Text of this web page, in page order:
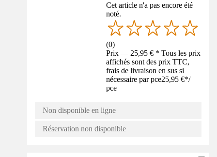
Cet article n'a pas encore été
noté.
(0)
Prix — 25,95 € * Tous les prix
affichés sont des prix TTC,
frais de livraison en sus si
nécessaire par pce25,95 €*/
pce
Non disponible en ligne
Réservation non disponible